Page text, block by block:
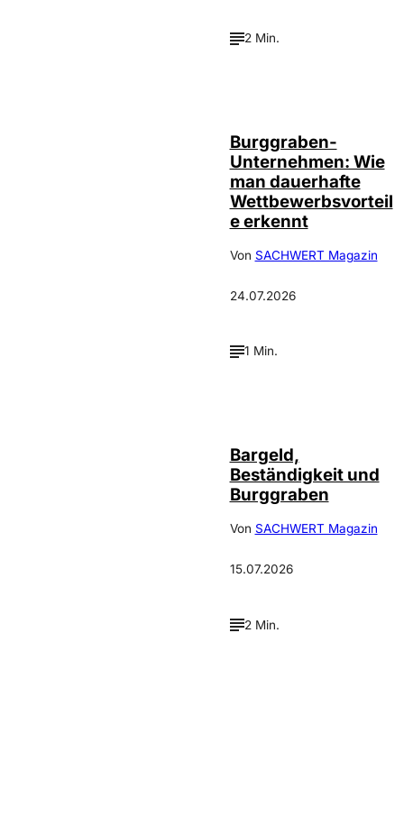
2 Min.
Burggraben-
Unternehmen: Wie
man dauerhafte
Wettbewerbsvorteil
e erkennt
Von SACHWERT Magazin
24.07.2026
1 Min.
Bargeld,
Beständigkeit und
Burggraben
Von SACHWERT Magazin
15.07.2026
2 Min.